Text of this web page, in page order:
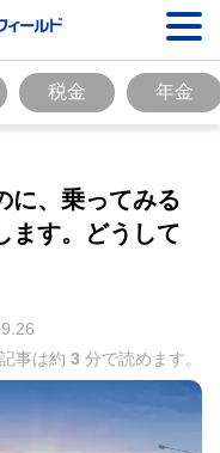
税金 年金
に、乗ってみる
ます。どうして
事は約 3 分で読めます。